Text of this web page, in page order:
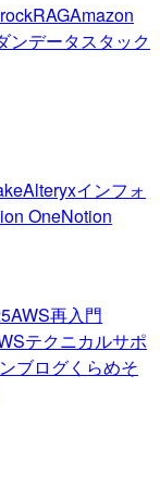
RAGAmazon
ンデータスタック
Alteryxインフォ
OneNotion
AWS再入門
テクニカルサポ
ブログくらめそ